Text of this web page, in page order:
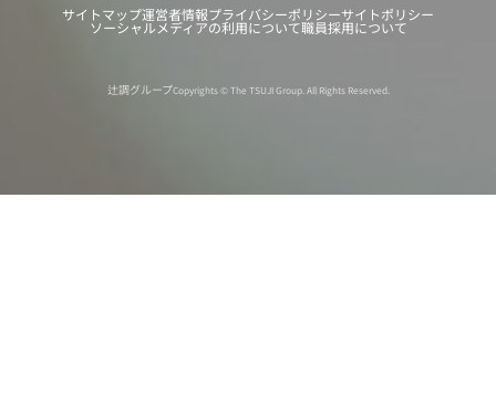
サイトマップ運営者情報プライバシーポリシーサイトポリシー
ソーシャルメディアの利用について職員採用について
辻調グループCopyrights © The TSUJI Group. All Rights Reserved.